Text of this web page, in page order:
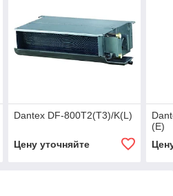
Dantex DF-800T2(T3)/K(L)
Цену уточняйте
(E)